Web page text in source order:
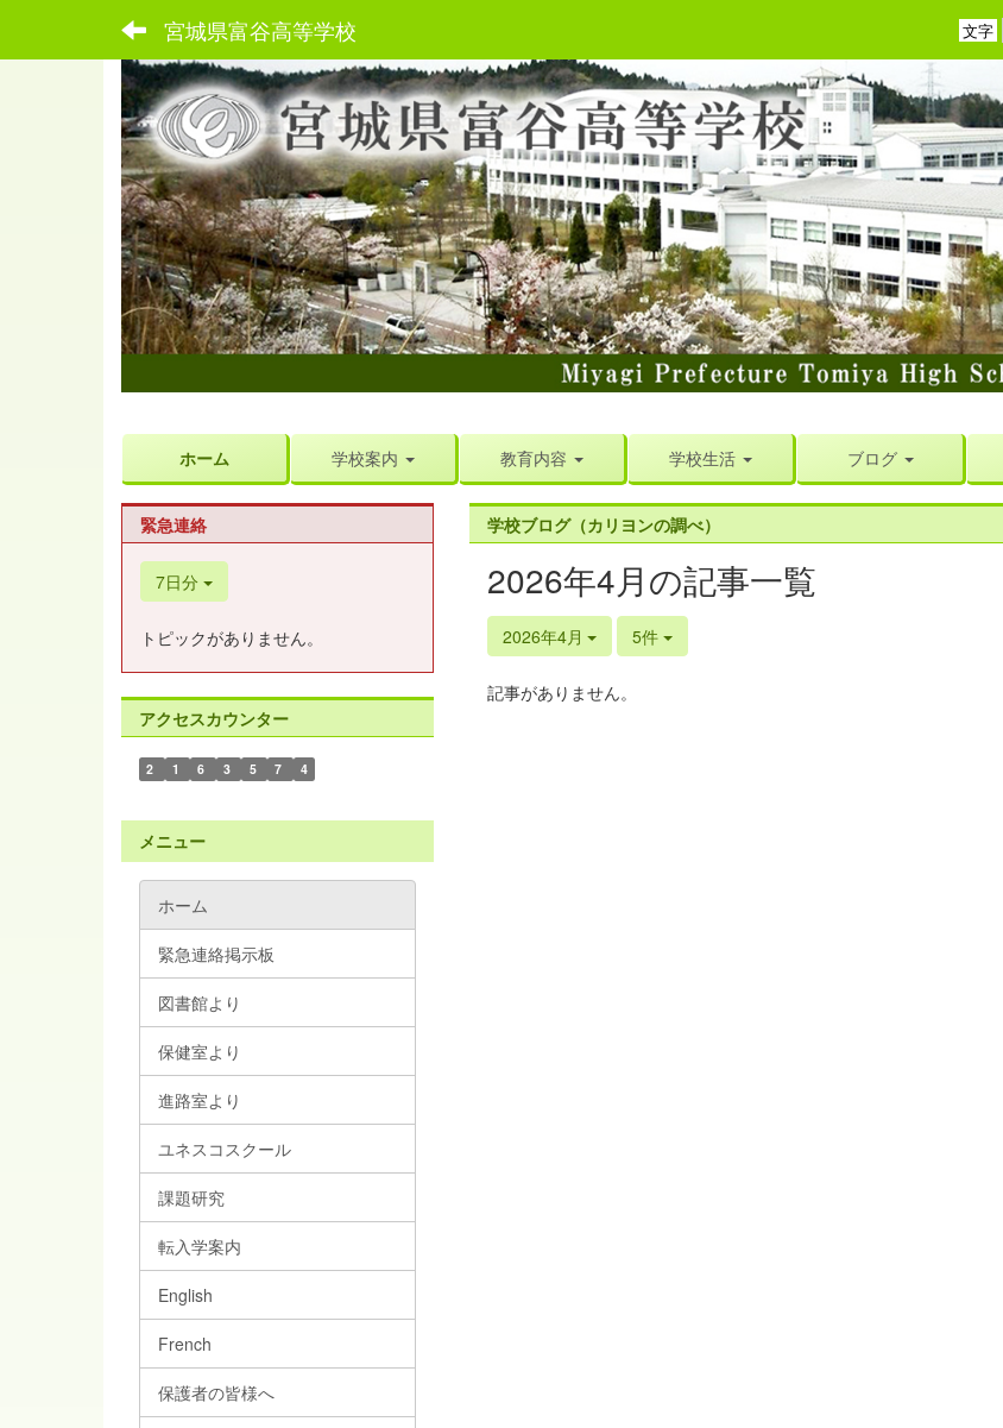
宮城県富谷高等学校 文字
ホーム 学校案内 教育内容 学校生活 ブログ
学校ブログ（カリヨンの調べ）
2026年4月の記事一覧
2026年4月 5件
記事がありません。
緊急連絡
7日分
トピックがありません。
アクセスカウンター
2 1 6 3 5 7 4
メニュー
ホーム
緊急連絡掲示板
図書館より
保健室より
進路室より
ユネスコスクール
課題研究
転入学案内
English
French
保護者の皆様へ